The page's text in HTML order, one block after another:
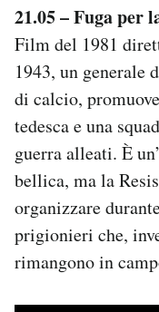
21.05 – Fuga per
Film del 1981
1943, un generale
di calcio,
tedesca e una
guerra alleati. È
bellica, ma la
organizzare
prigionieri che,
rimangono in